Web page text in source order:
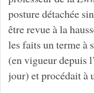
posture détachée
être revue à la
les faits un terme à
(en vigueur depuis
jour) et procédait à